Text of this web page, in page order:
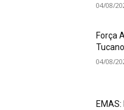
04/08/
Força
04/08/